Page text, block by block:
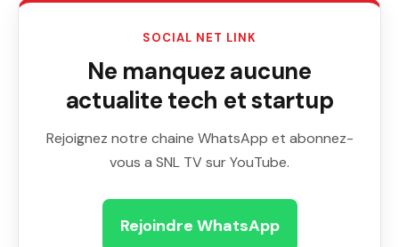
SOCIAL NET LINK
Ne manquez aucune
actualite tech et startup
Rejoignez notre chaine WhatsApp et abonnez-
vous a SNL TV sur YouTube.
Rejoindre WhatsApp